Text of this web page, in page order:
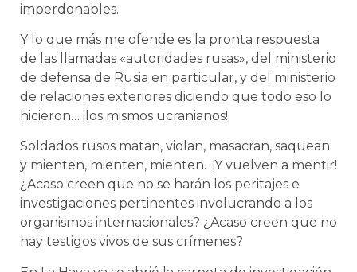
imperdonables.
Y lo que más me ofende es la pronta respuesta
de las llamadas «autoridades rusas», del ministerio
de defensa de Rusia en particular, y del ministerio
de relaciones exteriores diciendo que todo eso lo
hicieron… ¡los mismos ucranianos!
Soldados rusos matan, violan, masacran, saquean
y mienten, mienten, mienten. ¡Y vuelven a mentir!
¿Acaso creen que no se harán los peritajes e
investigaciones pertinentes involucrando a los
organismos internacionales? ¿Acaso creen que no
hay testigos vivos de sus crímenes?